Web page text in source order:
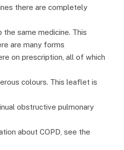
there are completely
the same medicine. This
are many forms
on prescription, all of which
colours. This leaflet is
obstructive pulmonary
about COPD, see the